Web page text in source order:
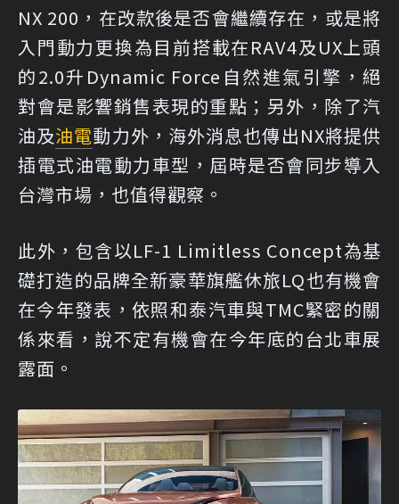
NX 200，在改款後是否會繼續存在，或是將
入門動力更換為目前搭載在RAV4及UX上頭
的2.0升Dynamic Force自然進氣引擎，絕
對會是影響銷售表現的重點；另外，除了汽
油及油電動力外，海外消息也傳出NX將提供
插電式油電動力車型，屆時是否會同步導入
台灣市場，也值得觀察。
此外，包含以LF-1 Limitless Concept為基
礎打造的品牌全新豪華旗艦休旅LQ也有機會
在今年發表，依照和泰汽車與TMC緊密的關
係來看，說不定有機會在今年底的台北車展
露面。